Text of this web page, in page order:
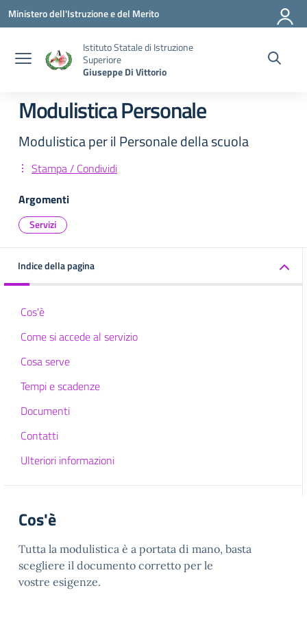
Vai ai contenuti
Vai al menu di navigazione
Vai al footer
Ministero dell'Istruzione e del Merito
Istituto Statale di Istruzione
Superiore
Giuseppe Di Vittorio
Modulistica Personale
Modulistica per il Personale della scuola
Stampa / Condividi
Argomenti
Servizi
Indice della pagina
Cos'è
Come si accede al servizio
Cosa serve
Tempi e scadenze
Documenti
Contatti
Ulteriori informazioni
Cos'è
Tutta la modulistica è a portata di mano, basta
scegliere il documento corretto per le
vostre esigenze.